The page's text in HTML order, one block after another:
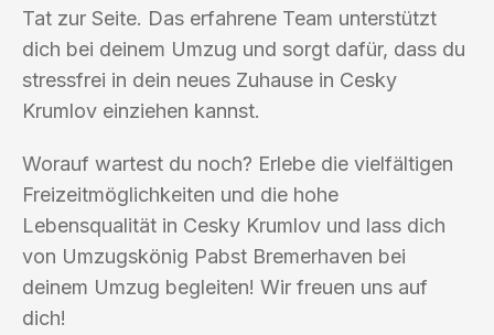
Tat zur Seite. Das erfahrene Team unterstützt
dich bei deinem Umzug und sorgt dafür, dass du
stressfrei in dein neues Zuhause in Cesky
Krumlov einziehen kannst.
Worauf wartest du noch? Erlebe die vielfältigen
Freizeitmöglichkeiten und die hohe
Lebensqualität in Cesky Krumlov und lass dich
von Umzugskönig Pabst Bremerhaven bei
deinem Umzug begleiten! Wir freuen uns auf
dich!